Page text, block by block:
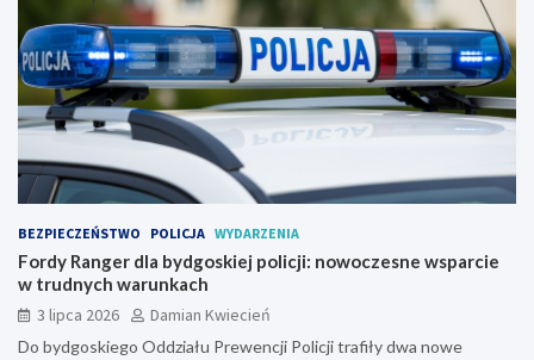
BEZPIECZEŃSTWO POLICJA WYDARZENIA
Fordy Ranger dla bydgoskiej policji: nowoczesne wsparcie
w trudnych warunkach
3 lipca 2026
Damian Kwiecień
Do bydgoskiego Oddziału Prewencji Policji trafiły dwa nowe